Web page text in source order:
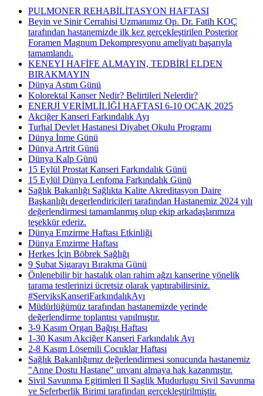
PULMONER REHABİLİTASYON HAFTASI
Beyin ve Sinir Cerrahisi Uzmanımız Op. Dr. Fatih KOÇ
tarafından hastanemizde ilk kez gerçekleştirilen Posterior
Foramen Magnum Dekompresyonu ameliyatı başarıyla
tamamlandı.
KENEYİ HAFİFE ALMAYIN, TEDBİRİ ELDEN
BIRAKMAYIN
Dünya Astım Günü
Kolorektal Kanser Nedir? Belirtileri Nelerdir?
ENERJİ VERİMLİLİĞİ HAFTASI 6-10 OCAK 2025
Akciğer Kanseri Farkındalık Ayı
Turhal Devlet Hastanesi Diyabet Okulu Programı
Dünya İnme Günü
Dünya Artrit Günü
Dünya Kalp Günü
15 Eylül Prostat Kanseri Farkındalık Günü
15 Eylül Dünya Lenfoma Farkındalık Günü
Sağlık Bakanlığı Sağlıkta Kalite Akreditasyon Daire
Başkanlığı degerlendiricileri tarafından Hastanemiz 2024 yılı
değerlendirmesi tamamlanmış olup ekip arkadaşlarımıza
teşekkür ederiz.
Dünya Emzirme Haftası Etkinliği
Dünya Emzirme Haftası
Herkes İçin Böbrek Sağlığı
9 Şubat Sigarayı Bırakma Günü
Önlenebilir bir hastalık olan rahim ağzı kanserine yönelik
tarama testlerinizi ücretsiz olarak yaptırabilirsiniz.
#ServiksKanseriFarkındalıkAyı
Müdürlüğümüz tarafından hastanemizde yerinde
değerlendirme toplantısı yapılmıştır.
3-9 Kasım Organ Bağışı Haftası
1-30 Kasım Akciğer Kanseri Farkındalık Ayı
2-8 Kasım Lösemili Çocuklar Haftası
Sağlık Bakanlığımız değerlendirmesi sonucunda hastanemiz
"Anne Dostu Hastane" unvanı almaya hak kazanmıştır.
Sivil Savunma Egitimleri Il Saglik Mudurlugu Sivil Savunma
ve Seferberlik Birimi tarafindan gerçekleştirilmiştir.